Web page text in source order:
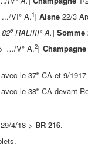
VI° A.1] Aisne 22/3
82e RAL/III° A.] Somme
…/V° A.2]
le 37e CA et 9/
le 38e CA devant
4/18 > BR 216.